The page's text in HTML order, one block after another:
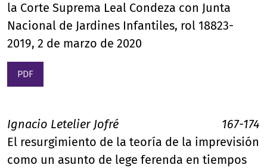
la Corte Suprema Leal Condeza con Junta
Nacional de Jardines Infantiles, rol 18823-
2019, 2 de marzo de 2020
PDF
Ignacio Letelier Jofré
167-174
El resurgimiento de la teoría de la imprevisión
como un asunto de lege ferenda en tiempos